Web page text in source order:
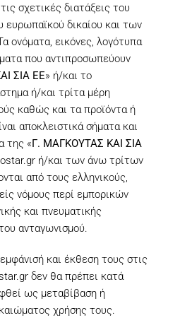
σχετικές διατάξεις του
ευρωπαϊκού δικαίου και των
ονόματα, εικόνες, λογότυπα
που αντιπροσωπεύουν
ΣΙΑ ΕΕ» ή/και το
ή/και τρίτα μέρη
καθώς και τα προϊόντα ή
αποκλειστικά σήματα και
της «Γ. ΜΑΓΚΟΥΤΑΣ ΚΑΙ ΣΙΑ
ή/και των άνω τρίτων
από τους ελληνικούς,
νόμους περί εμπορικών
και πνευματικής
ανταγωνισμού.
και έκθεση τους στις
δεν θα πρέπει κατά
ως μεταβίβαση ή
χρήσης τους.